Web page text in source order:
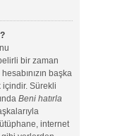
bir zaman
başka
içindir. Sürekli
Beni hatırla
internet